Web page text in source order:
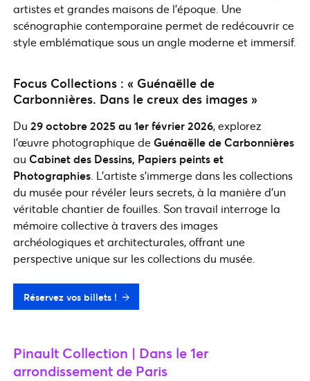
artistes et grandes maisons de l’époque. Une
scénographie contemporaine permet de redécouvrir ce
style emblématique sous un angle moderne et immersif.
Focus Collections : « Guénaëlle de
Carbonnières. Dans le creux des images »
Du 29 octobre 2025 au 1er février 2026, explorez
l’œuvre photographique de Guénaëlle de Carbonnières
au Cabinet des Dessins, Papiers peints et
Photographies . L’artiste s’immerge dans les collections
du musée pour révéler leurs secrets, à la manière d’un
véritable chantier de fouilles. Son travail interroge la
mémoire collective à travers des images
archéologiques et architecturales, offrant une
perspective unique sur les collections du musée.
Réservez vos billets !
Pinault Collection | Dans le 1er
arrondissement de Paris